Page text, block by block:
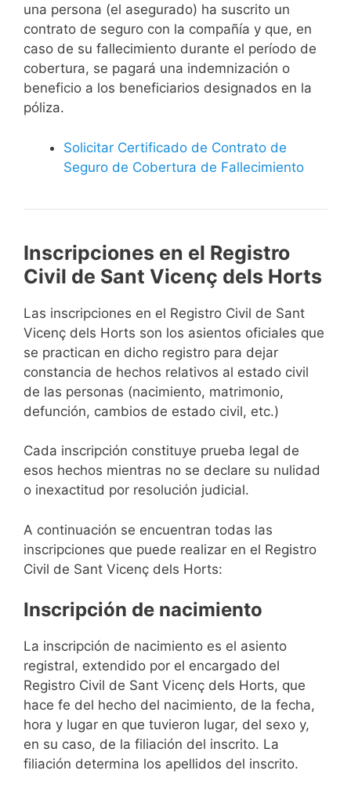
una persona (el asegurado) ha suscrito un
contrato de seguro con la compañía y que, en
caso de su fallecimiento durante el período de
cobertura, se pagará una indemnización o
beneficio a los beneficiarios designados en la
póliza.
Solicitar Certificado de Contrato de
Seguro de Cobertura de Fallecimiento
Inscripciones en el Registro
Civil de Sant Vicenç dels Horts
Las inscripciones en el Registro Civil de Sant
Vicenç dels Horts son los asientos oficiales que
se practican en dicho registro para dejar
constancia de hechos relativos al estado civil
de las personas (nacimiento, matrimonio,
defunción, cambios de estado civil, etc.)
Cada inscripción constituye prueba legal de
esos hechos mientras no se declare su nulidad
o inexactitud por resolución judicial.
A continuación se encuentran todas las
inscripciones que puede realizar en el Registro
Civil de Sant Vicenç dels Horts:
Inscripción de nacimiento
La inscripción de nacimiento es el asiento
registral, extendido por el encargado del
Registro Civil de Sant Vicenç dels Horts, que
hace fe del hecho del nacimiento, de la fecha,
hora y lugar en que tuvieron lugar, del sexo y,
en su caso, de la filiación del inscrito. La
filiación determina los apellidos del inscrito.